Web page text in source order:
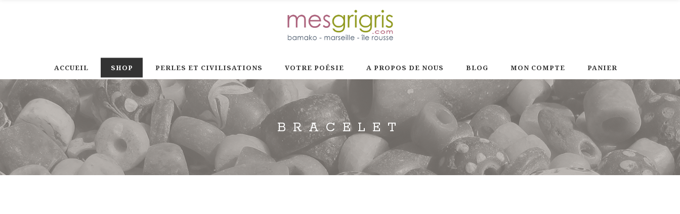
ACCUEIL SHOP PERLES ET CIVILISATIONS VOTRE POÉSIE A PROPOS DE NOUS BLOG MON COMPTE PANIER
BRACELET